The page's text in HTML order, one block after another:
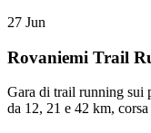
27 Jun
Rovaniemi Trail
Gara di trail running sui
da 12, 21 e 42 km,